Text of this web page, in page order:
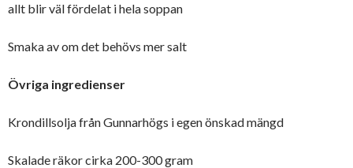
allt blir väl fördelat i hela soppan
Smaka av om det behövs mer salt
Övriga ingredienser
Krondillsolja från Gunnarhögs i egen önskad mängd
Skalade räkor cirka 200-300 gram